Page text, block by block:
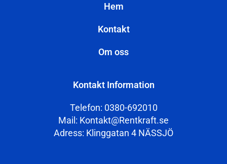
Hem
Kontakt
Om oss
Kontakt Information
Telefon: 0380-692010
Mail: Kontakt@Rentkraft.se
Adress: Klinggatan 4 NÄSSJÖ